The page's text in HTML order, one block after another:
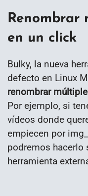
Renombrar
en un click
Bulky, la nueva
defecto en Linux
renombrar
Por ejemplo, si
vídeos donde
empiecen por
podremos hacerlo
herramienta